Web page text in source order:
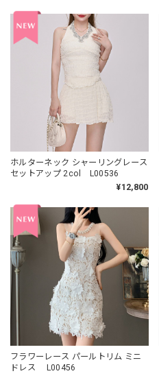
ホルターネック シャーリングレース
セットアップ 2col L00536
¥12,800
フラワーレース パールトリム ミニ
ドレス L00456